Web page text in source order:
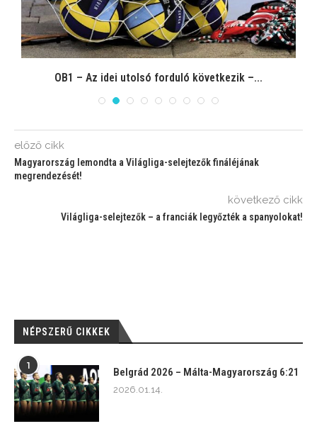
OB1 – Az idei utolsó forduló következik –...
előző cikk
Magyarország lemondta a Világliga-selejtezők fináléjának
megrendezését!
következő cikk
Világliga-selejtezők – a franciák legyőzték a spanyolokat!
NÉPSZERŰ CIKKEK
1
Belgrád 2026 – Málta-Magyarország 6:21
2026.01.14.